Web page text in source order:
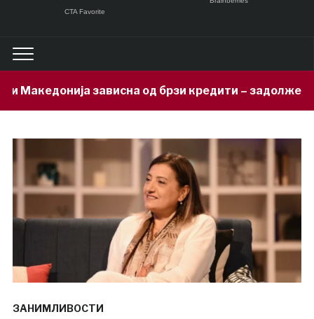
од брзи кредити – задолжени 333 милиони
ЗАНИМЛИВОСТИ